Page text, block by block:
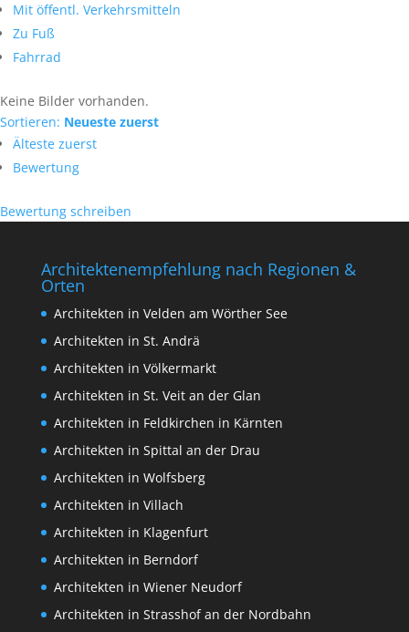
Mit öffentl. Verkehrsmitteln
Zu Fuß
Fahrrad
Keine Bilder vorhanden.
Sortieren: Neueste zuerst
Älteste zuerst
Bewertung
Bewertung schreiben
Architektenempfehlung nach Regionen &
Orten
Architekten in Velden am Wörther See
Architekten in St. Andrä
Architekten in Völkermarkt
Architekten in St. Veit an der Glan
Architekten in Feldkirchen in Kärnten
Architekten in Spittal an der Drau
Architekten in Wolfsberg
Architekten in Villach
Architekten in Klagenfurt
Architekten in Berndorf
Architekten in Wiener Neudorf
Architekten in Strasshof an der Nordbahn